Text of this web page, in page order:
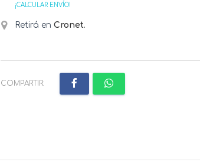
¡CALCULAR ENVÍO!
Retirá en Cronet.
COMPARTIR: